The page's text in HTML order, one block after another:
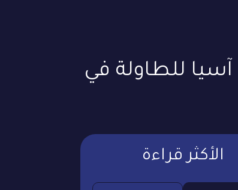
للطاولة في
الأكثر قراءة